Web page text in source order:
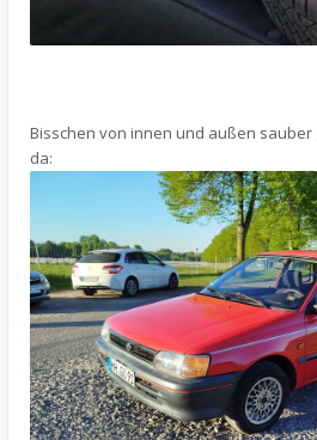
Bisschen von innen und außen
da: